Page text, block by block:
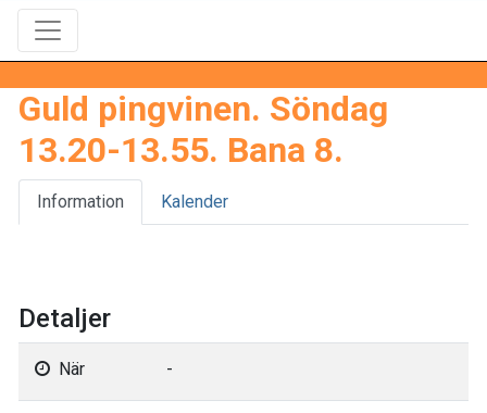
Guld pingvinen. Söndag
13.20-13.55. Bana 8.
Information Kalender
Detaljer
När -